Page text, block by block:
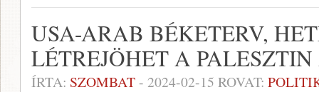
USA-ARAB BÉKETERV,
LÉTREJÖHET A
ÍRTA: SZOMBAT- 2024-02-15 ROVAT: